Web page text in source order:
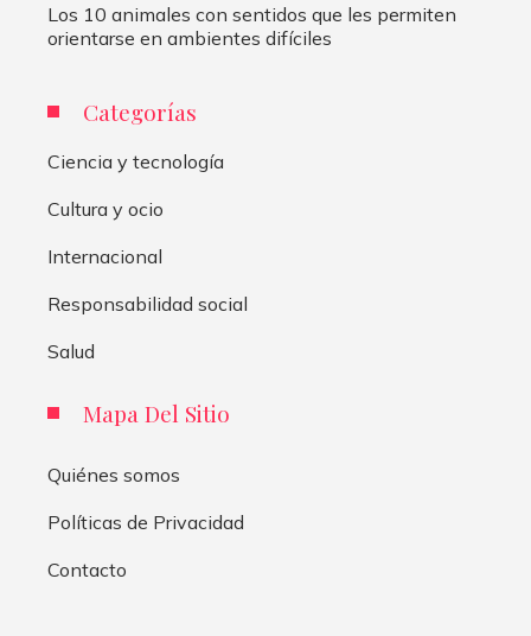
Los 10 animales con sentidos que les permiten
orientarse en ambientes difíciles
Categorías
Ciencia y tecnología
Cultura y ocio
Internacional
Responsabilidad social
Salud
Mapa Del Sitio
Quiénes somos
Políticas de Privacidad
Contacto